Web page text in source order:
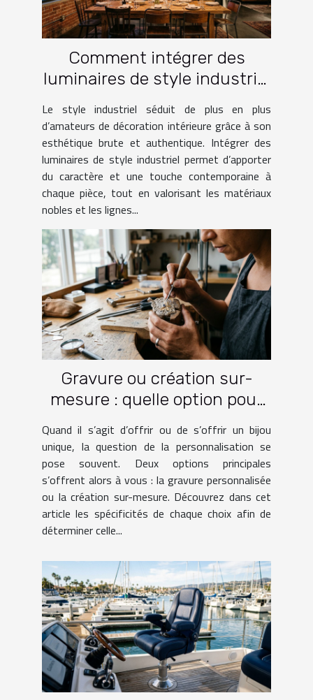
Comment intégrer des
luminaires de style industriel
Le style industriel séduit de plus en plus
d’amateurs de décoration intérieure grâce à son
esthétique brute et authentique. Intégrer des
luminaires de style industriel permet d’apporter
du caractère et une touche contemporaine à
chaque pièce, tout en valorisant les matériaux
nobles et les lignes...
Gravure ou création sur-
mesure : quelle option pour
Quand il s’agit d’offrir ou de s’offrir un bijou
unique, la question de la personnalisation se
pose souvent. Deux options principales
s’offrent alors à vous : la gravure personnalisée
ou la création sur-mesure. Découvrez dans cet
article les spécificités de chaque choix afin de
déterminer celle...